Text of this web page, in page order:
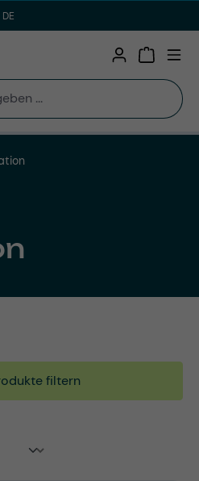
DE
filtern